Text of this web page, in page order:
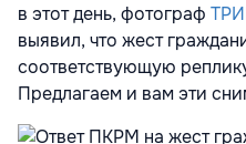
в этот день, фотограф
выявил, что жест
соответствующую
Предлагаем и вам эти